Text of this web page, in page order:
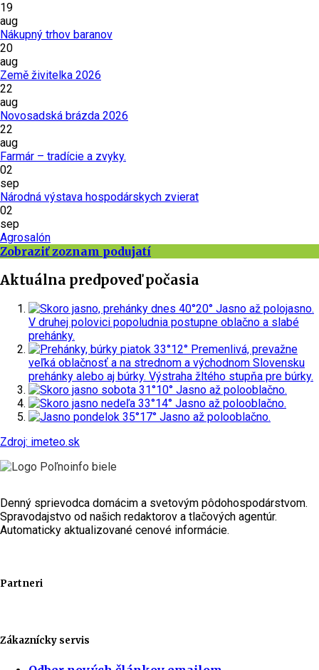
19
aug
Nákupný trhov baranov
20
aug
Země živitelka 2026
22
aug
Novosadská brázda 2026
22
aug
Farmár – tradície a zvyky.
02
sep
Národná výstava hospodárskych zvierat
02
sep
Agrosalón
Zobraziť zoznam podujatí
Aktuálna predpoveď počasia
dnes 40°20° Jasno až polojasno.
V druhej polovici popoludnia postupne oblačno a slabé
prehánky.
piatok 33°12° Premenlivá, prevažne
veľká oblačnosť a na strednom a východnom Slovensku
prehánky alebo aj búrky. Výstraha žltého stupňa pre búrky.
sobota 31°10° Jasno až polooblačno.
nedeľa 33°14° Jasno až polooblačno.
pondelok 35°17° Jasno až polooblačno.
Zdroj: imeteo.sk
Denný sprievodca domácim a svetovým pôdohospodárstvom.
Spravodajstvo od našich redaktorov a tlačových agentúr.
Automaticky aktualizované cenové informácie.
Partneri
Zákaznícky servis